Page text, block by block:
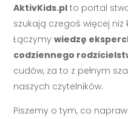
AktivKids.pl to portal
szukają czegoś więcej
Łączymywiedzę
codziennego
cudów, za to z pełnym
naszych czytelników.
Piszemy o tym, co